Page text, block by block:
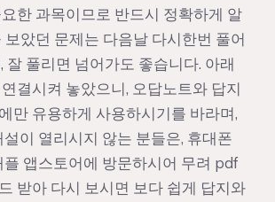
한 과목이므로 반드시 정확하게 알
보았던 문제는 다음날 다시한번 풀어
잘 풀리면 넘어가도 좋습니다. 아래
결시켜 놓았으니, 오답노트와 답지
만 유용하게 사용하시기를 바라며,
설이 열리시지 않는 분들은, 휴대폰
플 앱스토어에 방문하시어 무려 pdf
받아 다시 보시면 보다 쉽게 답지와